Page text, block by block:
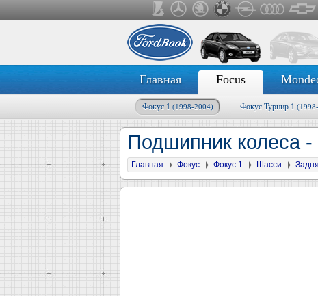
Главная Focus
Фокус 1 (1998-2004) Фокус Турнир 1
Подшипник колеса -
Главная Фокус Фокус 1 Шасси